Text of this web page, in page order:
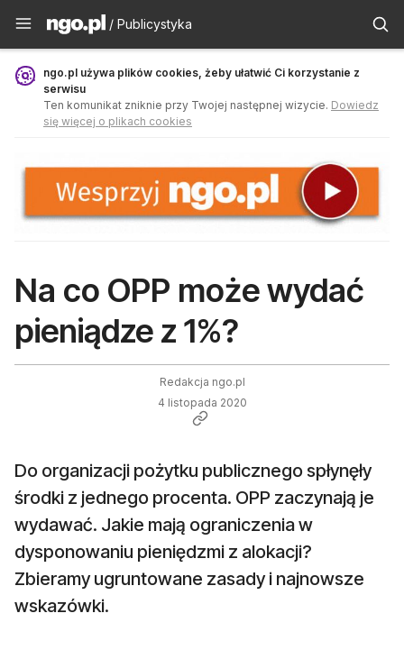
Publicystyka - ngo.pl
/ Publicystyka
ngo.pl używa plików cookies, żeby ułatwić Ci korzystanie z
serwisu
Ten komunikat zniknie przy Twojej następnej wizycie. Dowiedz
się więcej o plikach cookies
Na co OPP może wydać
pieniądze z 1%?
Redakcja ngo.pl
4 listopada 2020
Do organizacji pożytku publicznego spłynęły
środki z jednego procenta. OPP zaczynają je
wydawać. Jakie mają ograniczenia w
dysponowaniu pieniędzmi z alokacji?
Zbieramy ugruntowane zasady i najnowsze
wskazówki.